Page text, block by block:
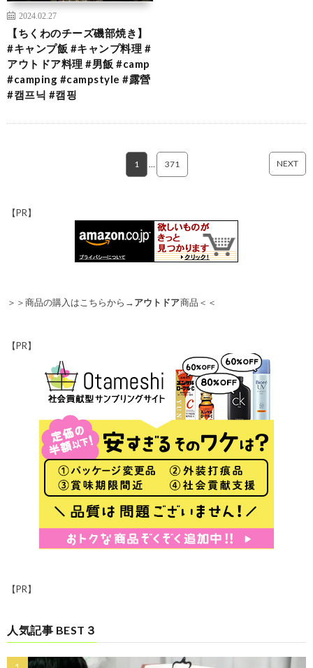
2024.02.27
【ちくわのチーズ磯部焼き】
#キャンプ飯 #キャンプ料理 #
アウトドア料理 #男飯 #camp
#camping #campstyle #露營
#캠프닉 #캠핑
1 371 NEXT
【PR】
＞＞商品の購入はこちらから→アウトドア商品＜＜
【PR】
【PR】
人気記事 BEST３